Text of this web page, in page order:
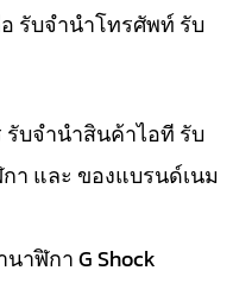
รับจำนำโทรศัพท์ รับ
รับจำนำสินค้าไอที รับ
า และ ของแบรนด์เนม
าฬิกา G Shock